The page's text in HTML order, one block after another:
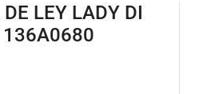
LEY LADY DI
136A0680